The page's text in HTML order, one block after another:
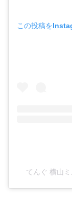
この投稿を
てんぐ 横山